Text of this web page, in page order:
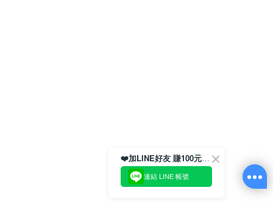
❤️加LINE好友 賺100元券！
連結 LINE 帳號